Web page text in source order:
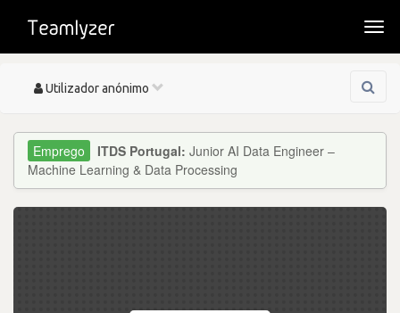
Toggle
Utilizador anónimo
ITDS Portugal: Junior AI Data Engineer –
Machine Learning & Data Processing